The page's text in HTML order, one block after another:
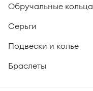
Обручальные кольца
Серьги
Подвески и колье
Браслеты